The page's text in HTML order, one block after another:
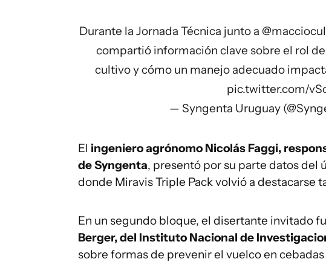
Durante la Jornada Técnica junto a
compartió información clave sobre el rol
cultivo y cómo un manejo adecuado
pic.twitter.com/
— Syngenta Uruguay
El ingeniero agrónomo Nicolás Faggi,
de Syngenta, presentó por su parte datos del
donde Miravis Triple Pack volvió a destacarse
En un segundo bloque, el disertante invitado
Berger, del Instituto Nacional de
sobre formas de prevenir el vuelco en